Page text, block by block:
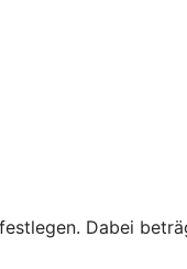
Dabei